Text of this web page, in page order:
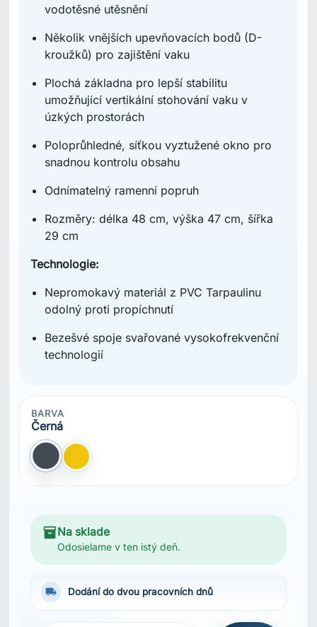
vodotěsné utěsnění
Několik vnějších upevňovacích bodů (D-
kroužků) pro zajištění vaku
Plochá základna pro lepší stabilitu
umožňující vertikální stohování vaku v
úzkých prostorách
Poloprůhledné, síťkou vyztužené okno pro
snadnou kontrolu obsahu
Odnímatelný ramenní popruh
Rozměry: délka 48 cm, výška 47 cm, šířka
29 cm
Technologie:
Nepromokavý materiál z PVC Tarpaulinu
odolný proti propíchnutí
Bezešvé spoje svařované vysokofrekvenční
technologií
BARVA
Černá
Černá Žlutá
inventory_2 Na sklade
Odosielame v ten istý deň.
local_shipping Dodání do dvou pracovních dnů